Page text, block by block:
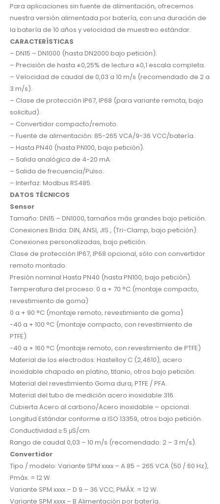
Para aplicaciones sin fuente de alimentación, ofrecemos
nuestra versión alimentada por batería, con una duración de
la batería de 10 años y velocidad de muestreo estándar.
CARACTERÍSTICAS
– DN15 – DN1000 (hasta DN2000 bajo petición).
– Precisión de hasta ±0,25% de lectura ±0,1 escala completa.
– Velocidad de caudal de 0,03 a 10 m/s (recomendado de 2 a
3 m/s).
– Clase de protección IP67, IP68 (para variante remota, bajo
solicitud).
– Convertidor compacto/remoto.
– Fuente de alimentación: 85-265 VCA/9-36 VCC/batería.
– Hasta PN40 (hasta PN100, bajo petición).
– Salida analógica de 4-20 mA.
– Salida de frecuencia/Pulso.
– Interfaz: Modbus RS485.
DATOS TÉCNICOS
Sensor
Tamaño: DN15 – DN1000, tamaños más grandes bajo petición.
Conexiones Brida: DIN, ANSI, JIS , (Tri-Clamp, bajo petición).
Conexiones personalizadas, bajo petición.
Clase de protección IP67, IP68 opcional, sólo con convertidor
remoto montado.
Presión nominal Hasta PN40 (hasta PN100, bajo petición).
Temperatura del proceso: 0 a + 70 °C (montaje compacto,
revestimiento de goma)
0 a + 90 °C (montaje remoto, revestimiento de goma)
-40 a + 100 °C (montaje compacto, con revestimiento de
PTFE)
-40 a + 160 °C (montaje remoto, con revestimiento de PTFE)
Material de los electrodos: Hastelloy C (2,4610), acero
inoxidable chapado en platino, titanio, otros bajo petición.
Material del revestimiento Goma dura, PTFE / PFA.
Material del tubo de medición acero inoxidable 316.
Cubierta Acero al carbono/Acero inoxidable – opcional.
Longitud Estándar conforme a ISO 13359, otros bajo petición.
Conductividad ≥ 5 μS/cm.
Rango de caudal 0,03 – 10 m/s (recomendado: 2 – 3 m/s).
Convertidor
Tipo / modelo: Variante SPM xxxx – A 85 – 265 VCA (50 / 60 Hz),
Pmáx. = 12 W.
Variante SPM xxxx – D 9 – 36 VCC, PMÁX. = 12 W.
Variante SPM xxxx – B Alimentación por batería.